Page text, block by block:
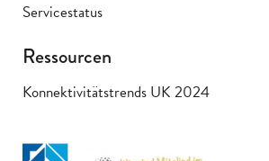
Servicestatus
Ressourcen
Konnektivitätstrends UK 2024